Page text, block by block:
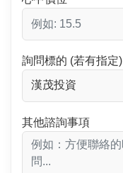
詢問標的 (若有指定)
其他諮詢事項